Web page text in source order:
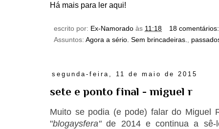
Há mais para ler aqui!
escrito por: Ex-Namorado às 11:18
18
Assuntos: Agora a sério. Sem brincadeiras.,
segunda-feira, 11 de maio de 2015
sete e ponto final - miguel r
Muito se podia (e pode) falar do Miguel
"blogaysfera"de 2014 e continua a sê-